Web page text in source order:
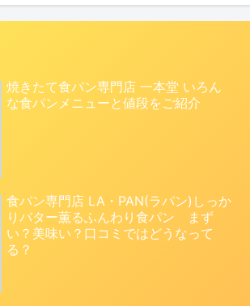
焼きたて食パン専門店 一本堂 いろん
な食パンメニューと値段をご紹介
食パン専門店 LA・PAN(ラパン)しっか
りバター薫るふんわり食パン まず
い？美味い？口コミではどうなって
る？